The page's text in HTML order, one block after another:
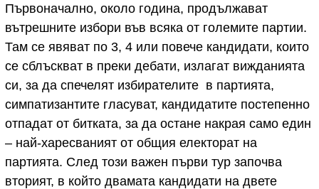
Първоначално, около година, продължават
вътрешните избори във всяка от големите партии.
Там се явяват по 3, 4 или повече кандидати, които
се сблъскват в преки дебати, излагат вижданията
си, за да спечелят избирателите в партията,
симпатизантите гласуват, кандидатите постепенно
отпадат от битката, за да остане накрая само един
– най-харесваният от общия електорат на
партията. След този важен първи тур започва
вторият, в който двамата кандидати на двете